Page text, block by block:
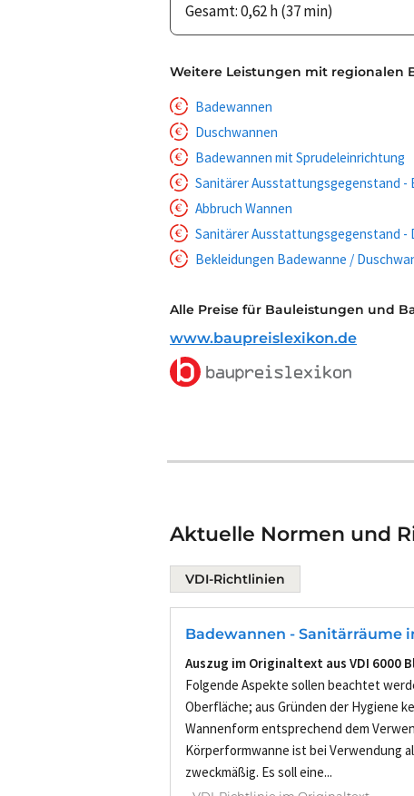
Gesamt: 0,62 h (37 min)
Weitere Leistungen mit regionalen
Badewannen
Duschwannen
Badewannen mit Sprudeleinrichtung
Sanitärer Ausstattungsgegenstand -
Abbruch Wannen
Sanitärer Ausstattungsgegenstand -
Bekleidungen Badewanne /
Alle Preise für Bauleistungen und
www.baupreislexikon.de
Aktuelle Normen und
VDI-Richtlinien
Badewannen - Sanitärräume
Auszug im Originaltext aus VDI 6000
Folgende Aspekte sollen beachtet
Oberfläche; aus Gründen der Hygiene
Wannenform entsprechend dem
Körperformwanne ist bei Verwendung
zweckmäßig. Es soll eine...